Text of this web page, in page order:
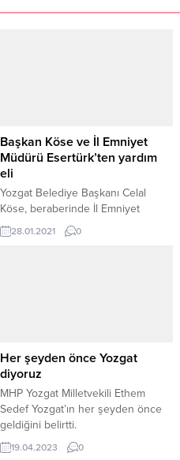
Başkan Köse ve İl Emniyet
Müdürü Esertürk’ten yardım
eli
Yozgat Belediye Başkanı Celal
Köse, beraberinde İl Emniyet
Müdürü Murat Esertürk ve eşleri ile
birlikte Irak'ta DEAŞ saldırısında
28.01.2021 0
Her şeyden önce Yozgat
diyoruz
MHP Yozgat Milletvekili Ethem
Sedef Yozgat’ın her şeyden önce
geldiğini belirtti.
19.04.2023 0